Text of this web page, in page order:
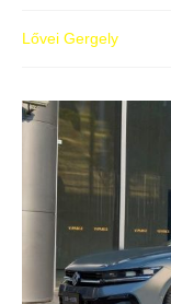
Lővei Gergely